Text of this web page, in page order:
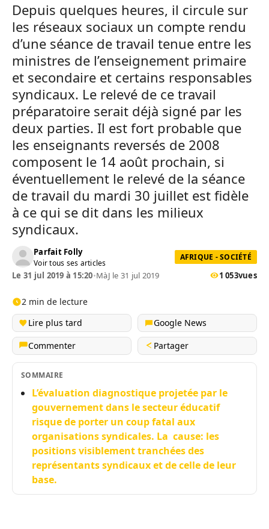
Depuis quelques heures, il circule sur
les réseaux sociaux un compte rendu
d’une séance de travail tenue entre les
ministres de l’enseignement primaire
et secondaire et certains responsables
syndicaux. Le relevé de ce travail
préparatoire serait déjà signé par les
deux parties. Il est fort probable que
les enseignants reversés de 2008
composent le 14 août prochain, si
éventuellement le relevé de la séance
de travail du mardi 30 juillet est fidèle
à ce qui se dit dans les milieux
syndicaux.
Parfait Folly
Voir tous ses articles
AFRIQUE - SOCIÉTÉ
Le 31 jul 2019 à 15:20•MàJ le 31 jul 2019 1 053vues
2 min de lecture
Lire plus tard
Google News
Commenter
Partager
SOMMAIRE
L’évaluation diagnostique projetée par le
gouvernement dans le secteur éducatif
risque de porter un coup fatal aux
organisations syndicales. La cause: les
positions visiblement tranchées des
représentants syndicaux et de celle de leur
base.